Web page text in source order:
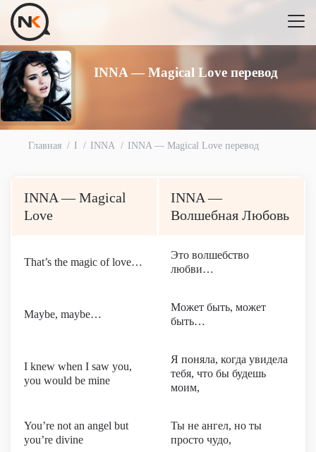
INNA — Magical Love перевод
Главная I INNA INNA — Magical Love перевод
INNA — Magical
Love
INNA —
Волшебная Любовь
That’s the magic of love…
Это волшебство
любви…
Maybe, maybe…
Может быть, может
быть…
I knew when I saw you,
you would be mine
Я поняла, когда увидела
тебя, что бы будешь
моим,
You’re not an angel but
you’re divine
Ты не ангел, но ты
просто чудо,